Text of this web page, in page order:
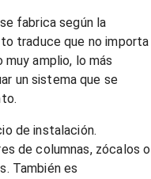
fabrica según la
traduce que no importa
amplio, lo más
un sistema que se
de instalación.
de columnas, zócalos o
También es